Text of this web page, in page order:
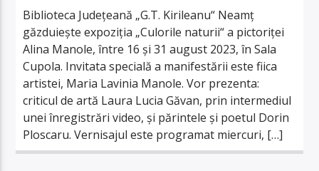
Biblioteca Județeană „G.T. Kirileanu“ Neamț
găzduiește expoziția „Culorile naturii“ a pictoriței
Alina Manole, între 16 și 31 august 2023, în Sala
Cupola. Invitata specială a manifestării este fiica
artistei, Maria Lavinia Manole. Vor prezenta:
criticul de artă Laura Lucia Găvan, prin intermediul
unei înregistrări video, și părintele și poetul Dorin
Ploscaru. Vernisajul este programat miercuri, […]